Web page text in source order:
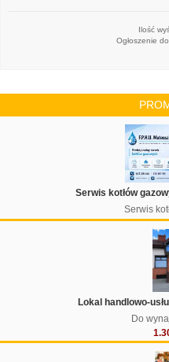
Ilość
Ogłoszenie
Serwis kotłów
Serwis
Lokal handlowo-
Do